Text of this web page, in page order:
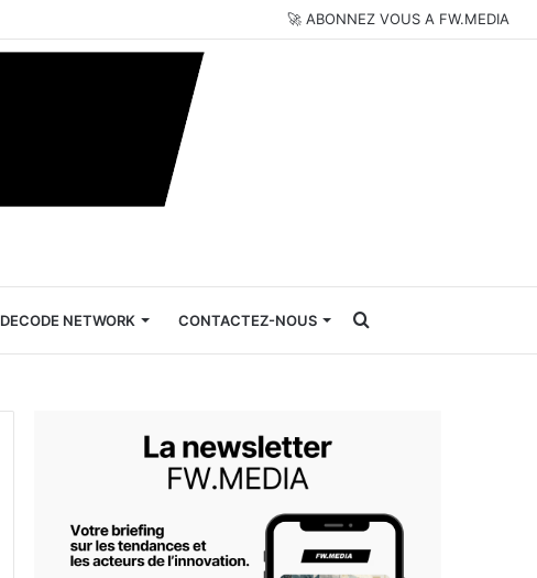
🚀 ABONNEZ VOUS A FW.MEDIA
DECODE NETWORK CONTACTEZ-NOUS Rechercher